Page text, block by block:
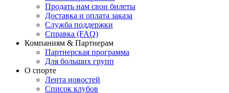
Продать нам свои билеты
Доставка и оплата заказа
Служба поддержки
Справка (FAQ)
Компаниям & Партнерам
Партнерская программа
Для больших групп
О спорте
Лента новостей
Список клубов